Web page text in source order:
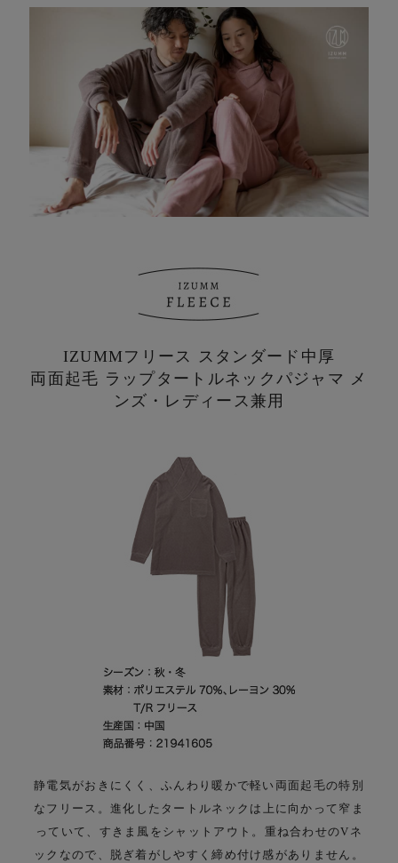
IZUMMフリース スタンダード中厚
両面起毛 ラップタートルネックパジャマ メ
ンズ・レディース兼用
静電気がおきにくく、ふんわり暖かで軽い両面起毛の特別
なフリース。 進化したタートルネックは上に向かって窄ま
っていて、すきま風をシャットアウト。 重ね合わせのVネ
ックなので、脱ぎ着がしやすく締め付け感がありません。